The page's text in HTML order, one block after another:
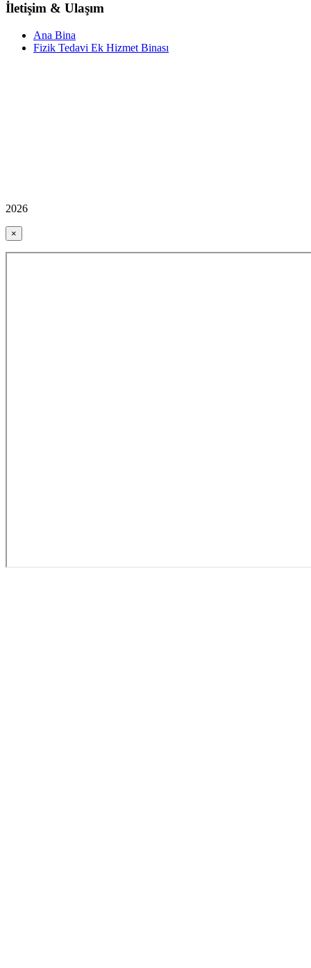
İletişim & Ulaşım
Ana Bina
Fizik Tedavi Ek Hizmet Binası
2026
×